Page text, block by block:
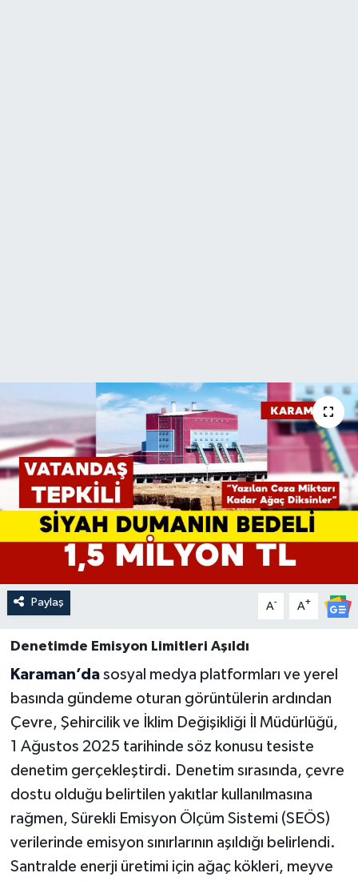
Paylaş A- A+
Denetimde Emisyon Limitleri Aşıldı
Karaman’da sosyal medya platformları ve yerel
basında gündeme oturan görüntülerin ardından
Çevre, Şehircilik ve İklim Değişikliği İl Müdürlüğü,
1 Ağustos 2025 tarihinde söz konusu tesiste
denetim gerçekleştirdi. Denetim sırasında, çevre
dostu olduğu belirtilen yakıtlar kullanılmasına
rağmen, Sürekli Emisyon Ölçüm Sistemi (SEÖS)
verilerinde emisyon sınırlarının aşıldığı belirlendi.
Santralde enerji üretimi için ağaç kökleri, meyve